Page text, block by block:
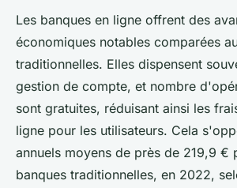
Les banques en ligne offrent des
économiques notables comparées
traditionnelles. Elles dispensent
gestion de compte, et nombre
sont gratuites, réduisant ainsi les
ligne pour les utilisateurs. Cela
annuels moyens de près de 219,9 €
banques traditionnelles, en 2022,